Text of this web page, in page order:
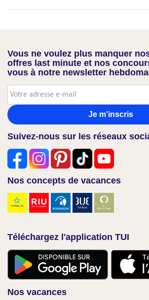
Vous ne voulez plus manquer
offres last minute et nos
vous à notre newsletter
Je m'inscris
Suivez-nous sur les réseaux
Nos concepts de vacances
Téléchargez l'application TUI
Nos vacances